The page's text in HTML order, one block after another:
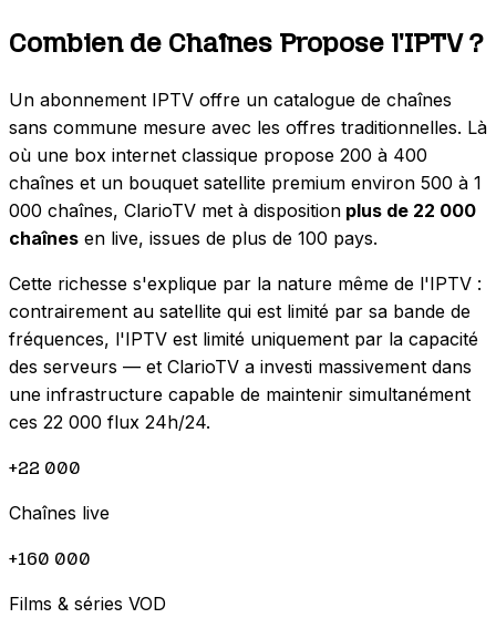
Combien de Chaînes Propose l'IPTV ?
Un abonnement IPTV offre un catalogue de chaînes
sans commune mesure avec les offres traditionnelles. Là
où une box internet classique propose 200 à 400
chaînes et un bouquet satellite premium environ 500 à 1
000 chaînes, ClarioTV met à disposition plus de 22 000
chaînes en live, issues de plus de 100 pays.
Cette richesse s'explique par la nature même de l'IPTV :
contrairement au satellite qui est limité par sa bande de
fréquences, l'IPTV est limité uniquement par la capacité
des serveurs — et ClarioTV a investi massivement dans
une infrastructure capable de maintenir simultanément
ces 22 000 flux 24h/24.
+22 000
Chaînes live
+160 000
Films & séries VOD